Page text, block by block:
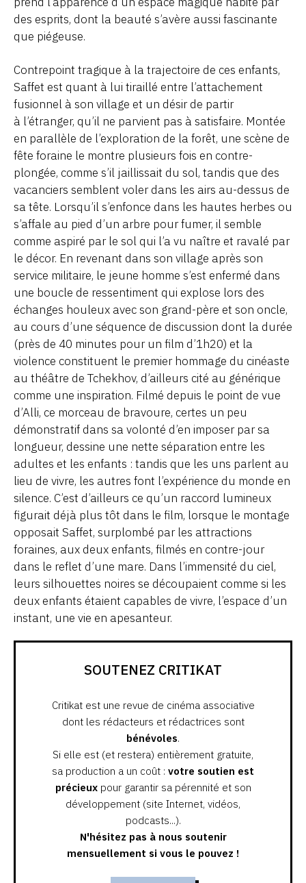
des esprits, dont la beauté s’avère aussi fascinante
que piégeuse.
Contrepoint tragique à la trajectoire de ces enfants,
Saffet est quant à lui tiraillé entre l’attachement
fusionnel à son village et un désir de partir
à l’étranger, qu’il ne parvient pas à satisfaire. Montée
en parallèle de l’exploration de la forêt, une scène de
fête foraine le montre plusieurs fois en contre-
plongée, comme s’il jaillissait du sol, tandis que des
vacanciers semblent voler dans les airs au-dessus de
sa tête. Lorsqu’il s’enfonce dans les hautes herbes ou
s’affale au pied d’un arbre pour fumer, il semble
comme aspiré par le sol qui l’a vu naître et ravalé par
le décor. En revenant dans son village après son
service militaire, le jeune homme s’est enfermé dans
une boucle de ressentiment qui explose lors des
échanges houleux avec son grand-père et son oncle,
au cours d’une séquence de discussion dont la durée
(près de 40 minutes pour un film d’1h20) et la
violence constituent le premier hommage du cinéaste
au théâtre de Tchekhov, d’ailleurs cité au générique
comme une inspiration. Filmé depuis le point de vue
d’Alli, ce morceau de bravoure, certes un peu
démonstratif dans sa volonté d’en imposer par sa
longueur, dessine une nette séparation entre les
adultes et les enfants : tandis que les uns parlent au
lieu de vivre, les autres font l’expérience du monde en
silence. C’est d’ailleurs ce qu’un raccord lumineux
figurait déjà plus tôt dans le film, lorsque le montage
opposait Saffet, surplombé par les attractions
foraines, aux deux enfants, filmés en contre-jour
dans le reflet d’une mare. Dans l’immensité du ciel,
leurs silhouettes noires se découpaient comme si les
deux enfants étaient capables de vivre, l’espace d’un
instant, une vie en apesanteur.
SOUTENEZ CRITIKAT
Critikat est une revue de cinéma associative
dont les rédacteurs et rédactrices sont
bénévoles.
Si elle est (et restera) entièrement gratuite,
sa production a un coût : votre soutien est
précieuxpour garantir sa pérennité et son
développement (site Internet, vidéos,
podcasts...).
N'hésitez pas à nous soutenir
mensuellement si vous le pouvez !